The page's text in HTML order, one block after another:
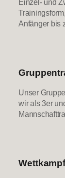
Einzel- und
Anfänger bis
Unser
wir als 3er